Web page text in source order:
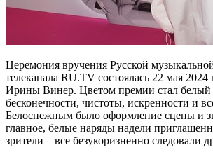
Церемония вручения Русской
телеканала RU.TV состоялась 22 мая
Ирины Винер. Цветом премии стал белый
бесконечности, чистоты, искренности и
Белоснежным было оформление сцены и
главное, белые наряды надели
зрители – все безукоризненно следовали